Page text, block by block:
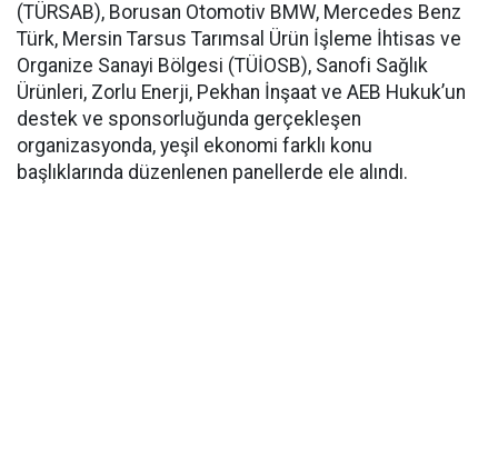
(TÜRSAB), Borusan Otomotiv BMW, Mercedes Benz
Türk, Mersin Tarsus Tarımsal Ürün İşleme İhtisas ve
Organize Sanayi Bölgesi (TÜİOSB), Sanofi Sağlık
Ürünleri, Zorlu Enerji, Pekhan İnşaat ve AEB Hukuk’un
destek ve sponsorluğunda gerçekleşen
organizasyonda, yeşil ekonomi farklı konu
başlıklarında düzenlenen panellerde ele alındı.